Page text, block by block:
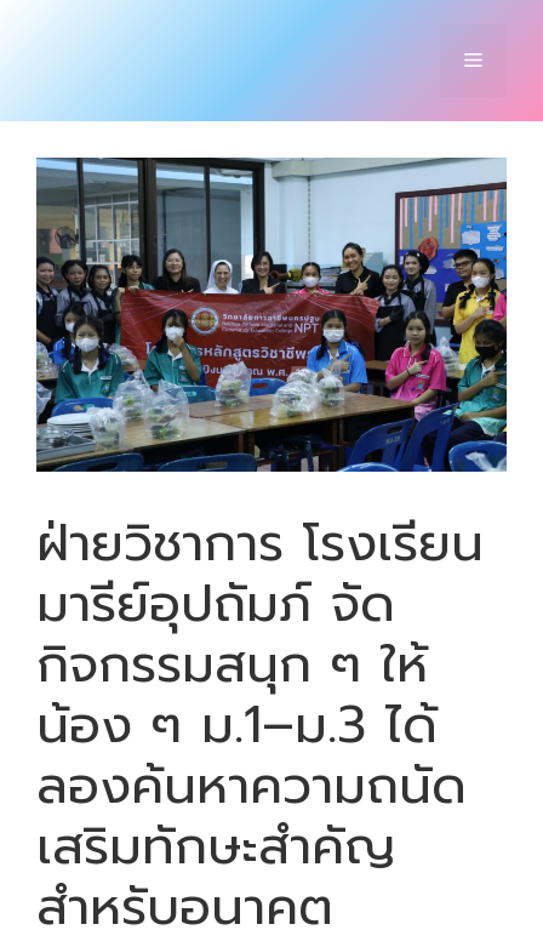
Menu
ฝ่ายวิชาการ โรงเรียน
มารีย์อุปถัมภ์ จัด
กิจกรรมสนุก ๆ ให้
น้อง ๆ ม.1–ม.3 ได้
ลองค้นหาความถนัด
เสริมทักษะสำคัญ
สำหรับอนาคต